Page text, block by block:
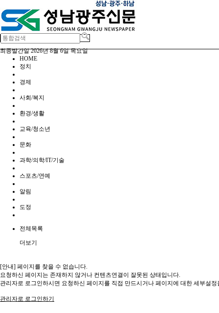
최종발간일2026년 8월 6일 목요일
HOME
정치
경제
사회/복지
환경/생활
교육/청소년
문화
과학/의학/IT/기술
스포츠/연예
알림
도정
전체목록
더보기
[안내] 페이지를 찾을 수 없습니다.
요청하신 페이지는 존재하지 않거나 컨텐츠연결이 잘못된 상태입니다.
관리자로 로그인하시면 요청하신 페이지를 직접 만드시거나 페이지에 대한 세부설
관리자로 로그인하기